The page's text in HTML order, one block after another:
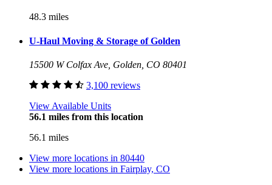
48.3 miles
U-Haul Moving & Storage of Golden
15500 W Colfax Ave, Golden, CO 80401
3,100 reviews
View Available Units
56.1 miles from this location
56.1 miles
View more locations in 80440
View more locations in Fairplay, CO